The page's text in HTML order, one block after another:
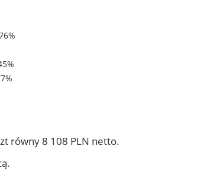
równy 8 108 PLN netto.